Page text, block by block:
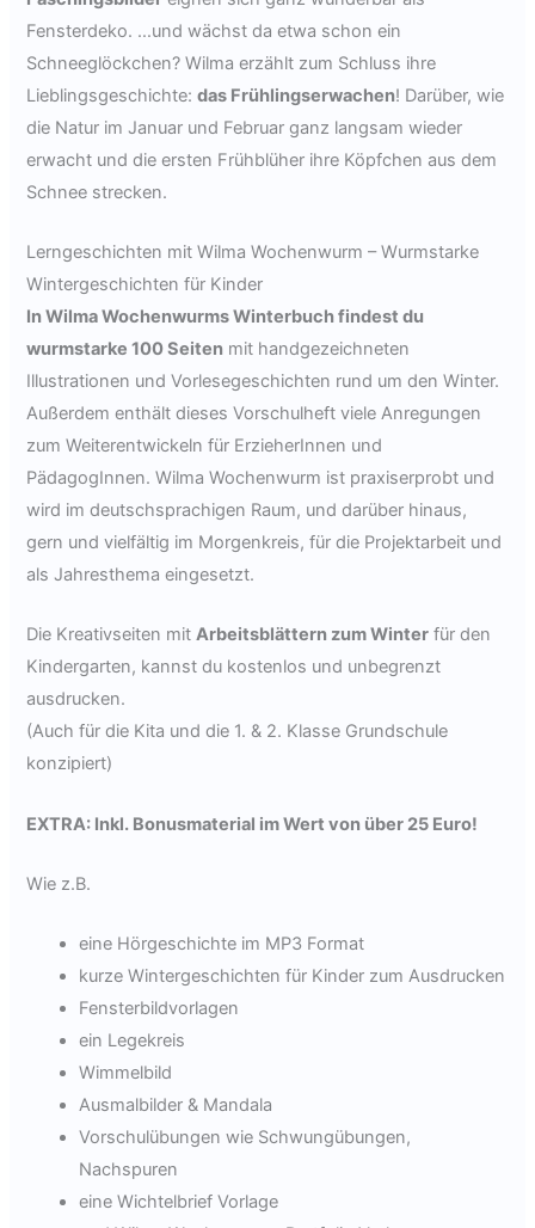
Fensterdeko. …und wächst da etwa schon ein
Schneeglöckchen? Wilma erzählt zum Schluss ihre
Lieblingsgeschichte:das Frühlingserwachen! Darüber, wie
die Natur im Januar und Februar ganz langsam wieder
erwacht und die ersten Frühblüher ihre Köpfchen aus dem
Schnee strecken.
Lerngeschichten mit Wilma Wochenwurm – Wurmstarke
Wintergeschichten für Kinder
In Wilma Wochenwurms Winterbuch findest du
wurmstarke 100 Seiten mit handgezeichneten
Illustrationen und Vorlesegeschichten rund um den Winter.
Außerdem enthält dieses Vorschulheft viele Anregungen
zum Weiterentwickeln für ErzieherInnen und
PädagogInnen. Wilma Wochenwurm ist praxiserprobt und
wird im deutschsprachigen Raum, und darüber hinaus,
gern und vielfältig im Morgenkreis, für die Projektarbeit und
als Jahresthema eingesetzt.
Die Kreativseiten mitArbeitsblättern zum Winter für den
Kindergarten, kannst du kostenlos und unbegrenzt
ausdrucken.
(Auch für die Kita und die 1. & 2. Klasse Grundschule
konzipiert)
EXTRA: Inkl. Bonusmaterial im Wert von über 25 Euro!
Wie z.B.
eine Hörgeschichte im MP3 Format
kurze Wintergeschichten für Kinder zum Ausdrucken
Fensterbildvorlagen
ein Legekreis
Wimmelbild
Ausmalbilder & Mandala
Vorschulübungen wie Schwungübungen,
Nachspuren
eine Wichtelbrief Vorlage